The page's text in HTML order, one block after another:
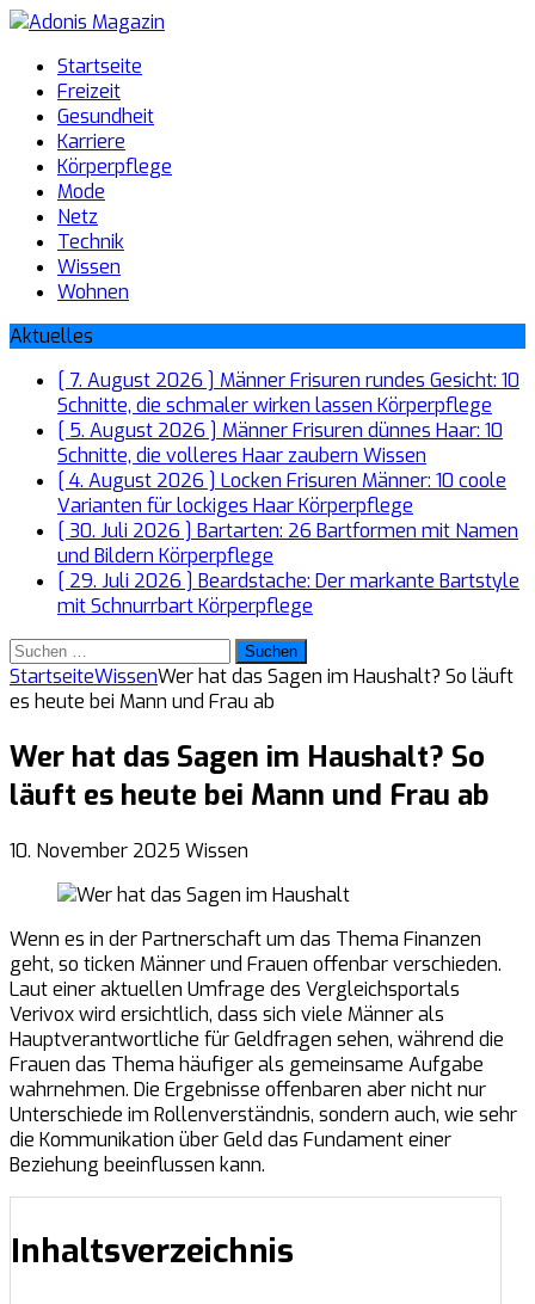
Startseite
Freizeit
Gesundheit
Karriere
Körperpflege
Mode
Netz
Technik
Wissen
Wohnen
Aktuelles
[ 7. August 2026 ] Männer Frisuren rundes Gesicht: 10
Schnitte, die schmaler wirken lassen Körperpflege
[ 5. August 2026 ] Männer Frisuren dünnes Haar: 10
Schnitte, die volleres Haar zaubern Wissen
[ 4. August 2026 ] Locken Frisuren Männer: 10 coole
Varianten für lockiges HaarKörperpflege
[ 30. Juli 2026 ] Bartarten: 26 Bartformen mit Namen
und Bildern Körperpflege
[ 29. Juli 2026 ] Beardstache: Der markante Bartstyle
mit SchnurrbartKörperpflege
Suchen
nach:
StartseiteWissenWer hat das Sagen im Haushalt? So läuft
es heute bei Mann und Frau ab
Wer hat das Sagen im Haushalt? So
läuft es heute bei Mann und Frau ab
10. November 2025 Wissen
Wenn es in der Partnerschaft um das Thema Finanzen
geht, so ticken Männer und Frauen offenbar verschieden.
Laut einer aktuellen Umfrage des Vergleichsportals
Verivox wird ersichtlich, dass sich viele Männer als
Hauptverantwortliche für Geldfragen sehen, während die
Frauen das Thema häufiger als gemeinsame Aufgabe
wahrnehmen. Die Ergebnisse offenbaren aber nicht nur
Unterschiede im Rollenverständnis, sondern auch, wie sehr
die Kommunikation über Geld das Fundament einer
Beziehung beeinflussen kann.
Inhaltsverzeichnis